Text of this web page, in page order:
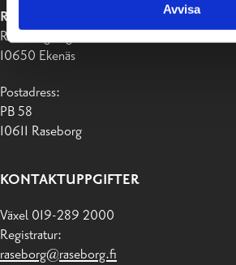
Avvisa
RASEBORGS STAD
Raseborgsvägen 37
10650 Ekenäs
Postadress:
PB 58
10611 Raseborg
KONTAKTUPPGIFTER
Växel 019-289 2000
Registratur:
raseborg@raseborg.fi